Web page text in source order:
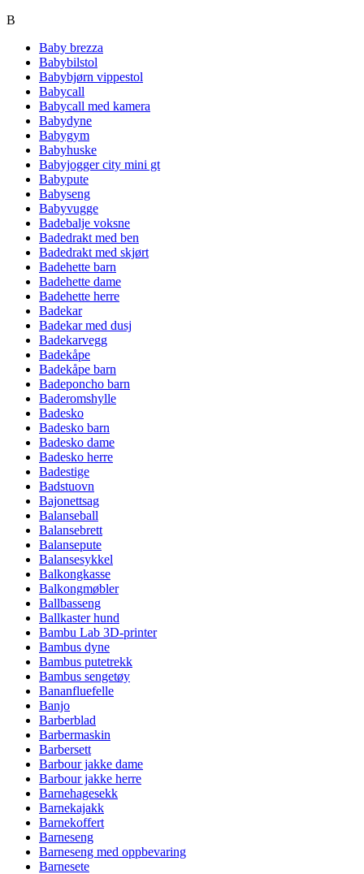
B
Baby brezza
Babybilstol
Babybjørn vippestol
Babycall
Babycall med kamera
Babydyne
Babygym
Babyhuske
Babyjogger city mini gt
Babypute
Babyseng
Babyvugge
Badebalje voksne
Badedrakt med ben
Badedrakt med skjørt
Badehette barn
Badehette dame
Badehette herre
Badekar
Badekar med dusj
Badekarvegg
Badekåpe
Badekåpe barn
Badeponcho barn
Baderomshylle
Badesko
Badesko barn
Badesko dame
Badesko herre
Badestige
Badstuovn
Bajonettsag
Balanseball
Balansebrett
Balansepute
Balansesykkel
Balkongkasse
Balkongmøbler
Ballbasseng
Ballkaster hund
Bambu Lab 3D-printer
Bambus dyne
Bambus putetrekk
Bambus sengetøy
Bananfluefelle
Banjo
Barberblad
Barbermaskin
Barbersett
Barbour jakke dame
Barbour jakke herre
Barnehagesekk
Barnekajakk
Barnekoffert
Barneseng
Barneseng med oppbevaring
Barnesete